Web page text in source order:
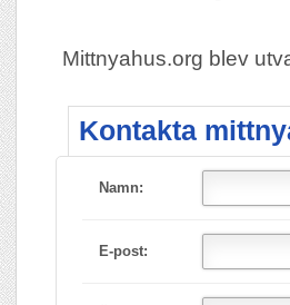
Mittnyahus.org blev
Kontakta
Namn:
E-post: